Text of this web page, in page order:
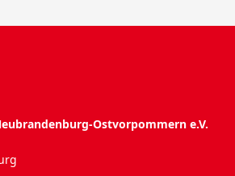
Ostvorpommern e.V.